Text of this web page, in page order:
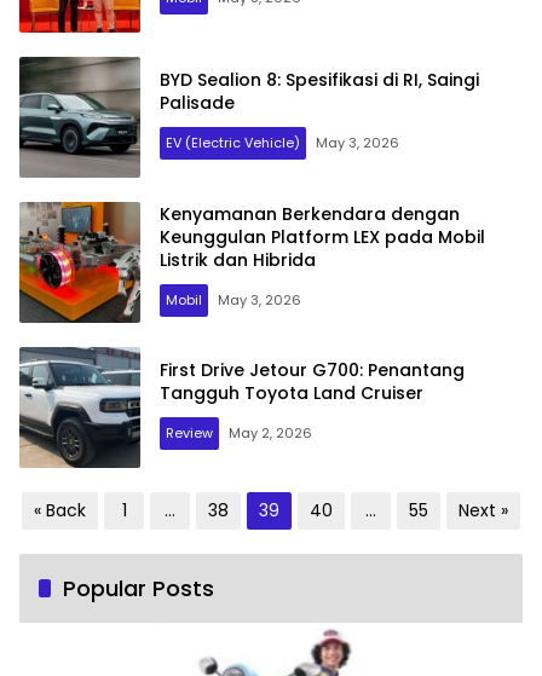
BYD Sealion 8: Spesifikasi di RI, Saingi
Palisade
EV (Electric Vehicle) May 3, 2026
Kenyamanan Berkendara dengan
Keunggulan Platform LEX pada Mobil
Listrik dan Hibrida
Mobil May 3, 2026
First Drive Jetour G700: Penantang
Tangguh Toyota Land Cruiser
Review May 2, 2026
Posts
pagination
« Back 1 … 38 39 40 … 55 Next »
Popular Posts